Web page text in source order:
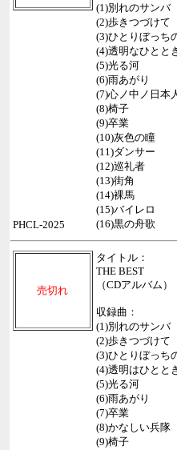
(1)別れのサンバ
(2)歩きつづけて
(3)ひとりぼっち
(4)透明なひとと
(5)光る河
(6)雨あがり
(7)心ノ中ノ日本
(8)椅子
(9)卒業
(10)灰色の瞳
(11)ダンサー
(12)巡礼者
(13)街角
(14)裸馬
(15)バイレロ
(16)黒の舟歌
PHCL-2025
売切れ
タイトル：
THE BEST
（CDアルバム）
収録曲：
(1)別れのサンバ
(2)歩きつづけて
(3)ひとりぼっち
(4)透明はひとと
(5)光る河
(6)雨あがり
(7)卒業
(8)かなしい兵隊
(9)椅子